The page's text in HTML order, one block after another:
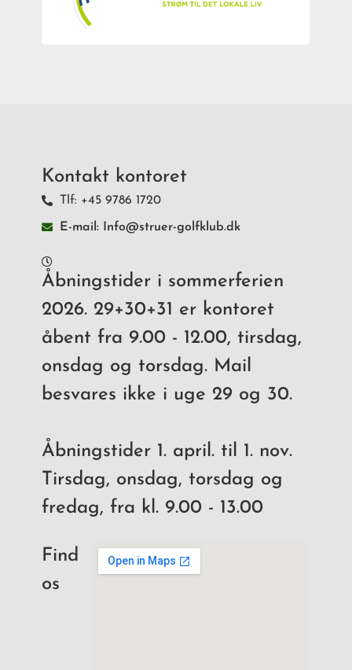
Kontakt kontoret
Tlf: +45 9786 1720
E-mail: Info@struer-golfklub.dk
Åbningstider i sommerferien
2026. 29+30+31 er kontoret
åbent fra 9.00 - 12.00, tirsdag,
onsdag og torsdag. Mail
besvares ikke i uge 29 og 30.
Åbningstider 1. april. til 1. nov.
Tirsdag, onsdag, torsdag og
fredag, fra kl. 9.00 - 13.00
Find
os